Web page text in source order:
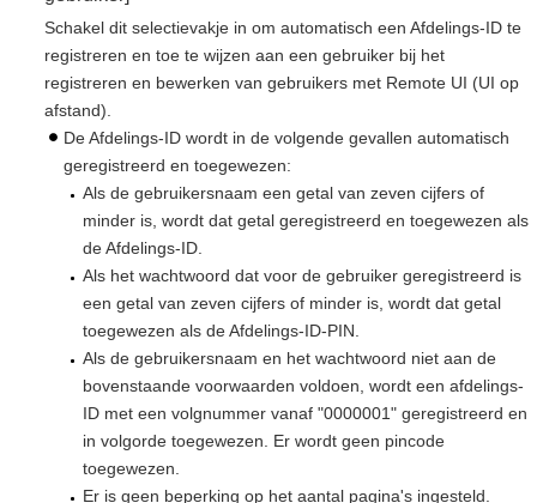
Schakel dit selectievakje in om automatisch een Afdelings-ID te
registreren en toe te wijzen aan een gebruiker bij het
registreren en bewerken van gebruikers met Remote UI (UI op
afstand).
De Afdelings-ID wordt in de volgende gevallen automatisch
geregistreerd en toegewezen:
Als de gebruikersnaam een getal van zeven cijfers of
minder is, wordt dat getal geregistreerd en toegewezen als
de Afdelings-ID.
Als het wachtwoord dat voor de gebruiker geregistreerd is
een getal van zeven cijfers of minder is, wordt dat getal
toegewezen als de Afdelings-ID-PIN.
Als de gebruikersnaam en het wachtwoord niet aan de
bovenstaande voorwaarden voldoen, wordt een afdelings-
ID met een volgnummer vanaf "0000001" geregistreerd en
in volgorde toegewezen. Er wordt geen pincode
toegewezen.
Er is geen beperking op het aantal pagina's ingesteld.